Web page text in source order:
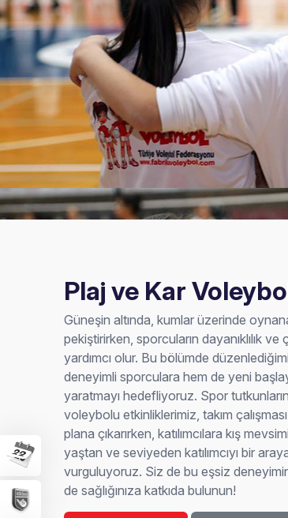
Plaj ve Kar
Güneşin altında, kumlar üzerinde
pekiştirirken, sporcuların dayanıklılık
yardımcı olur. Bu bölümde
deneyimli sporculara hem de yeni
yaratmayı hedefliyoruz. Spor
voleybolu etkinliklerimiz, takım
plana çıkarırken, katılımcılara kış
yaştan ve seviyeden katılımcıyı bir
vurguluyoruz. Siz de bu eşsiz
de sağlığınıza katkıda bulunun!